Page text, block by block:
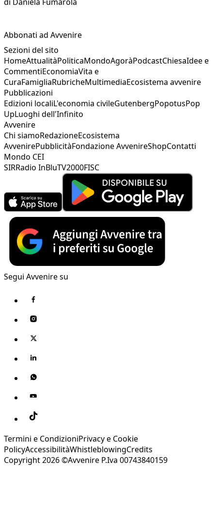
Abbonati ad Avvenire
Sezioni del sito
HomeAttualitàPoliticaMondoAgoràPodcastChiesaIdee e
CommentiEconomiaVita e
CuraFamigliaRubricheMultimediaEcosistema avvenire
Pubblicazioni
Edizioni localiL'economia civileGutenbergPopotusPop
UpLuoghi dell'Infinito
Avvenire
Chi siamoRedazioneEcosistema
AvvenirePubblicitàFondazione AvvenireShopContatti
Mondo CEI
SIRRadio InBluTV2000FISC
Segui Avvenire su
Termini e CondizioniPrivacy e Cookie
PolicyAccessibilitàWhistleblowingCredits
Copyright 2026 ©Avvenire P.Iva 00743840159